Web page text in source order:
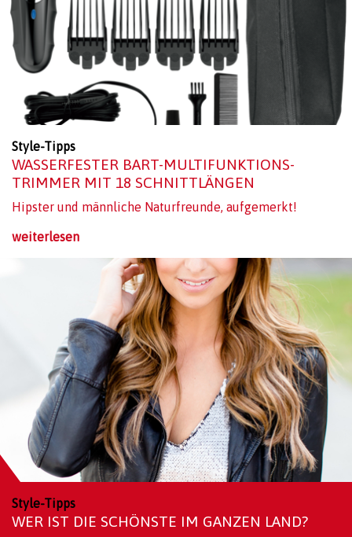
Style-Tipps
WASSERFESTER BART-MULTIFUNKTIONS-
TRIMMER MIT 18 SCHNITTLÄNGEN
Hipster und männliche Naturfreunde, aufgemerkt!
weiterlesen
Style-Tipps
WER IST DIE SCHÖNSTE IM GANZEN LAND?